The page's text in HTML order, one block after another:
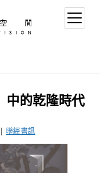
中的乾隆時代
聯經書訊